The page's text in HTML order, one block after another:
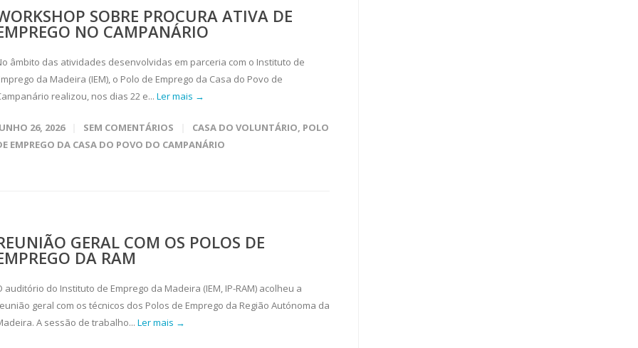
SOBRE PROCURA ATIVA DE
NO CAMPANÁRIO
âmbito das atividades desenvolvidas em parceria com o Instituto de
da Madeira (IEM), o Polo de Emprego da Casa do Povo de
realizou, nos dias 22 e... Ler mais →
26, 2026 SEM COMENTÁRIOS CASA DO VOLUNTÁRIO, POLO
EMPREGO DA CASA DO POVO DO CAMPANÁRIO
GERAL COM OS POLOS DE
DA RAM
auditório do Instituto de Emprego da Madeira (IEM, IP-RAM) acolheu a
geral com os técnicos dos Polos de Emprego da Região Autónoma da
A sessão de trabalho... Ler mais →